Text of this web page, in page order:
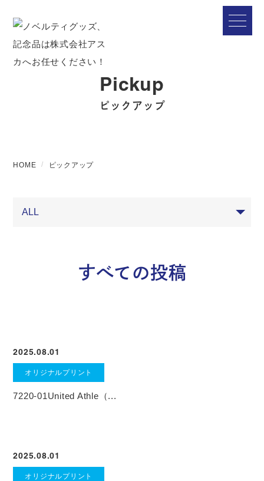
Pickup
ピックアップ
HOME ピックアップ
すべての投稿
2025.08.01
オリジナルプリント
7220-01United Athle（...
2025.08.01
オリジナルプリント